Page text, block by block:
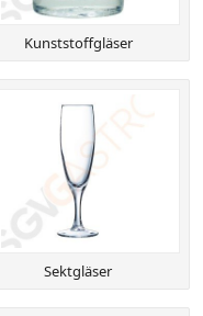
Kunststoffgläser
Sektgläser